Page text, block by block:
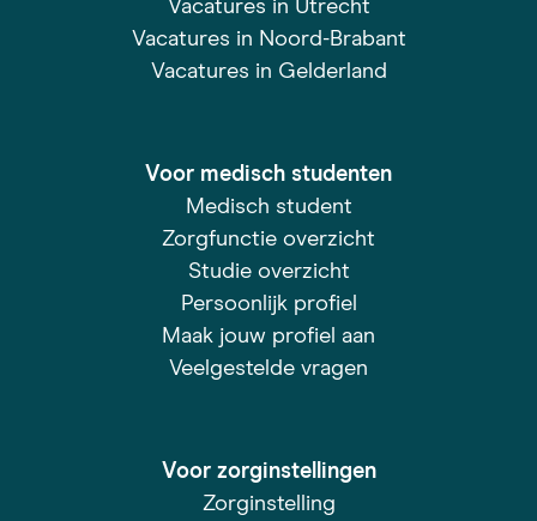
Vacatures in Utrecht
Vacatures in Noord-Brabant
Vacatures in Gelderland
Voor medisch studenten
Medisch student
Zorgfunctie overzicht
Studie overzicht
Persoonlijk profiel
Maak jouw profiel aan
Veelgestelde vragen
Voor zorginstellingen
Zorginstelling